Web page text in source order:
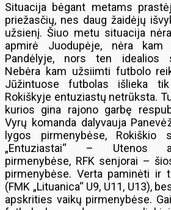
Situacija bėgant metams
priežasčių, nes daug žaidėjų
užsienį. Šiuo metu situacija
apmirė Juodupėje, nėra kam
Pandėlyje, nors ten idealios
Nebėra kam užsiimti futbolo
Jūžintuose futbolas išlieka
Rokiškyje entuziastų netrūksta.
kurios gina rajono garbę
Vyrų komanda dalyvauja
lygos pirmenybėse, Rokiškio
„Entuziastai“ – Utenos
pirmenybėse, RFK senjorai –
pirmenybėse. Verta paminėti ir
(FMK „Lituanica“ U9, U11, U13),
apskrities vaikų pirmenybėse.